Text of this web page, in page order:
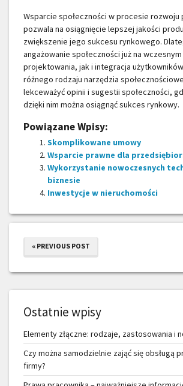
Wsparcie społeczności w procesie rozwoju
pozwala na osiągnięcie lepszej jakości
zwiększenie jego sukcesu rynkowego.
angażowanie społeczności już na
projektowania, jak i integracja
różnego rodzaju narzędzia
lekceważyć opinii i sugestii społeczności,
dzięki nim można osiągnąć sukces rynkowy.
Powiązane Wpisy:
Skomplikowane umowy
Wsparcie prawne dla
Wykorzystanie nowoczesnych
biznesie
Inwestycje w nieruchomości
« PREVIOUS POST
Ostatnie wpisy
Elementy złączne: rodzaje, zastosowania i
Czy można samodzielnie zająć się obsługą
firmy?